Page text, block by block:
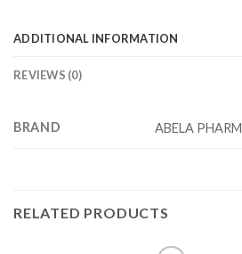
ADDITIONAL INFORMATION
REVIEWS (0)
BRAND ABELA PHARM
RELATED PRODUCTS